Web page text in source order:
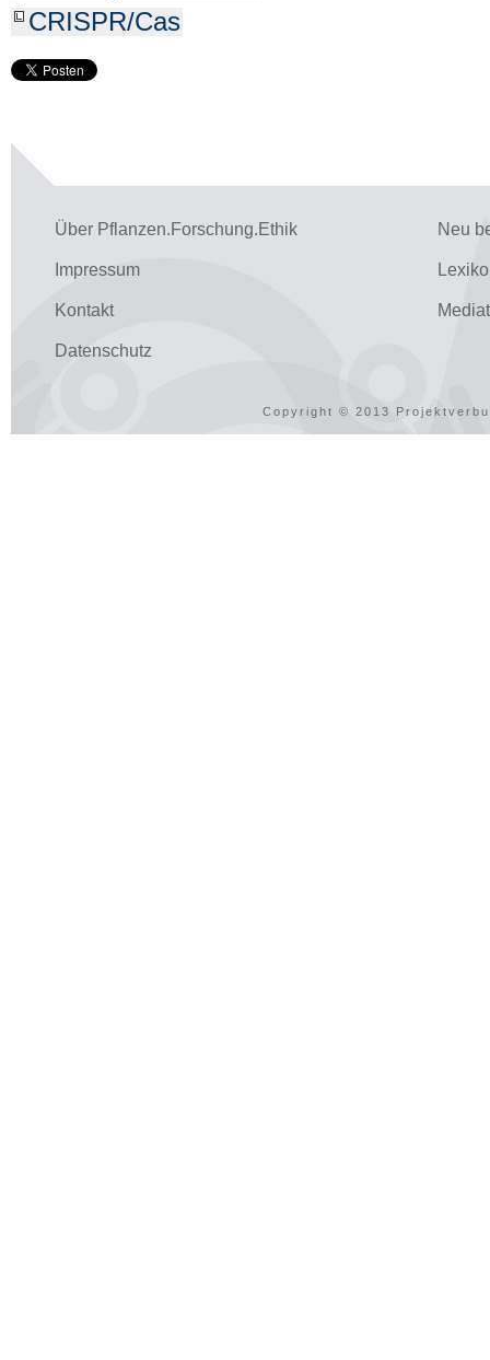
CRISPR/Cas
Über Pflanzen.Forschung.Ethik
Impressum
Kontakt
Datenschutz
Neu
Copyright © 2013